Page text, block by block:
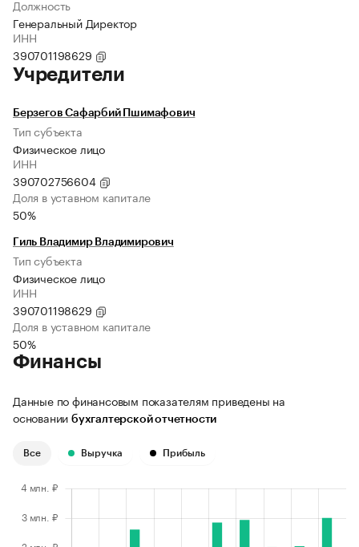
Должность
Генеральный Директор
ИНН
390701198629
Учредители
Берзегов Сафарбий Пшимафович
Тип субъекта
Физическое лицо
ИНН
390702756604
Доля в уставном капитале
50%
Гиль Владимир Владимирович
Тип субъекта
Физическое лицо
ИНН
390701198629
Доля в уставном капитале
50%
Финансы
Данные по финансовым показателям приведены на
основании бухгалтерской отчетности
Все Выручка Прибыль